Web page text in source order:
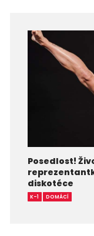
Posedlost!
diskotéce
K-1 DOMÁCÍ